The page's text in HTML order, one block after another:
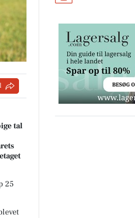
tal
25